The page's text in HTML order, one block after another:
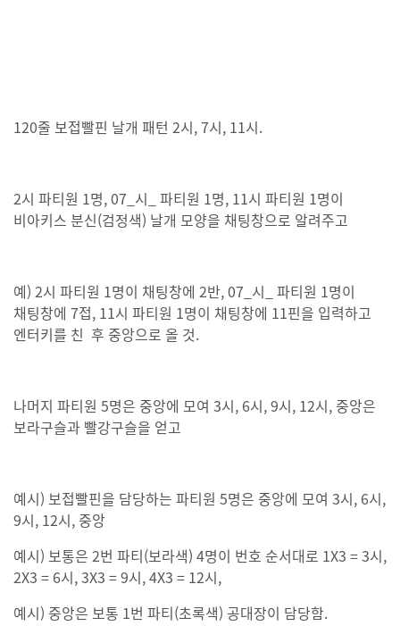
120줄 보접빨핀 날개 패턴 2시, 7시, 11시.
2시 파티원 1명, 07_시_ 파티원 1명, 11시 파티원 1명이
비아키스 분신(검정색) 날개 모양을 채팅창으로 알려주고
예) 2시 파티원 1명이 채팅창에 2반, 07_시_ 파티원 1명이
채팅창에 7접, 11시 파티원 1명이 채팅창에 11핀을 입력하고
엔터키를 친 후 중앙으로 올 것.
나머지 파티원 5명은 중앙에 모여 3시, 6시, 9시, 12시, 중앙은
보라구슬과 빨강구슬을 얻고
예시) 보접빨핀을 담당하는 파티원 5명은 중앙에 모여 3시, 6시,
9시, 12시, 중앙
예시) 보통은 2번 파티(보라색) 4명이 번호 순서대로 1X3 = 3시,
2X3 = 6시, 3X3 = 9시, 4X3 = 12시,
예시) 중앙은 보통 1번 파티(초록색) 공대장이 담당함.